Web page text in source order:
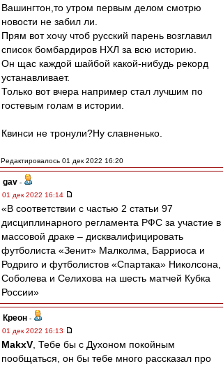
Вашингтон,то утром первым делом смотрю
новости не забил ли.
Прям вот хочу чтоб русский парень возглавил
список бомбардиров НХЛ за всю историю.
Он щас каждой шайбой какой-нибудь рекорд
устанавливает.
Только вот вчера например стал лучшим по
гостевым голам в истории.
Квинси не тронули?Ну славненько.
Редактировалось 01 дек 2022 16:20
gav -
01 дек 2022 16:14
«В соответствии с частью 2 статьи 97
дисциплинарного регламента РФС за участие в
массовой драке – дисквалифицировать
футболиста «Зенит» Малколма, Барриоса и
Родриго и футболистов «Спартака» Николсона,
Соболева и Селихова на шесть матчей Кубка
России»
Креон -
01 дек 2022 16:13
MakxV , Тебе бы с Духоном покойным
пообщаться, он бы тебе много рассказал про